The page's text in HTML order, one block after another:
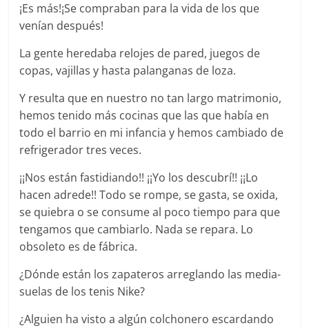
¡Es más!¡Se compraban para la vida de los que
venían después!
La gente heredaba relojes de pared, juegos de
copas, vajillas y hasta palanganas de loza.
Y resulta que en nuestro no tan largo matrimonio,
hemos tenido más cocinas que las que había en
todo el barrio en mi infancia y hemos cambiado de
refrigerador tres veces.
¡¡Nos están fastidiando!! ¡¡Yo los descubrí!! ¡¡Lo
hacen adrede!! Todo se rompe, se gasta, se oxida,
se quiebra o se consume al poco tiempo para que
tengamos que cambiarlo. Nada se repara. Lo
obsoleto es de fábrica.
¿Dónde están los zapateros arreglando las media-
suelas de los tenis Nike?
¿Alguien ha visto a algún colchonero escardando